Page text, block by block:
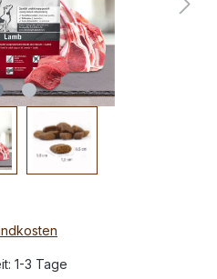
1-3 Tage